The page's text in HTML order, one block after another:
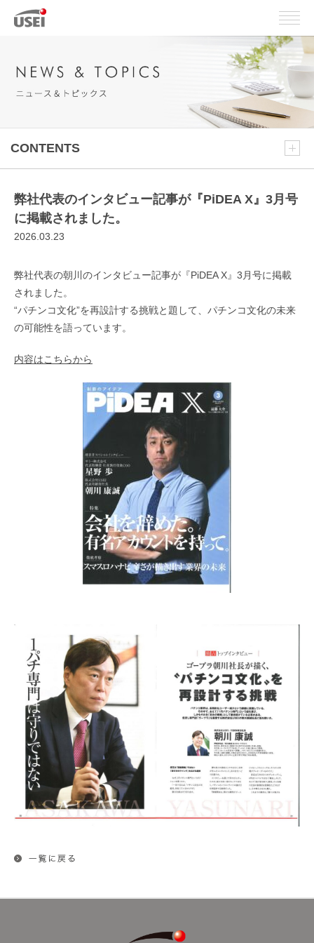
CONTENTS
弊社代表のインタビュー記事が『PiDEA X』3月号
に掲載されました。
2026.03.23
弊社代表の朝川のインタビュー記事が『PiDEA X』3月号に掲載
されました。
“パチンコ文化”を再設計する挑戦と題して、パチンコ文化の未来
の可能性を語っています。
内容はこちらから